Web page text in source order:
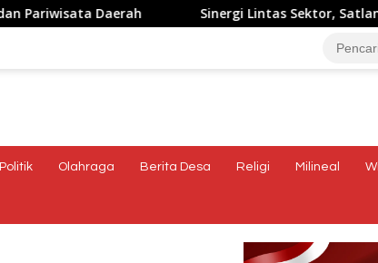
Sinergi Lintas Sektor, Satlantas Polres Ende Polda
Politik Olahraga Berita Desa Religi Milineal